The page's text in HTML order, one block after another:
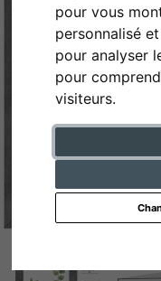
pour vous
personnalisé
pour analyser
pour
visiteurs.
Retour